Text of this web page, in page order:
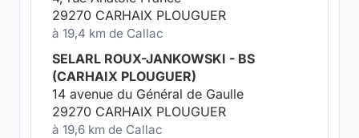
29270 CARHAIX PLOUGUER
à 19,4 km de Callac
SELARL ROUX-JANKOWSKI - BS
(CARHAIX PLOUGUER)
14 avenue du Général de Gaulle
29270 CARHAIX PLOUGUER
à 19,6 km de Callac